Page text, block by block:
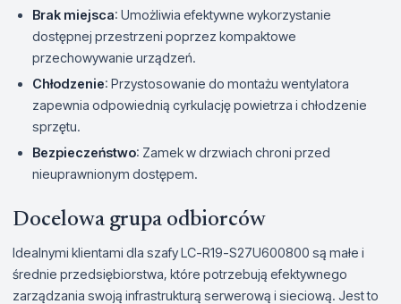
Brak miejsca: Umożliwia efektywne wykorzystanie
dostępnej przestrzeni poprzez kompaktowe
przechowywanie urządzeń.
Chłodzenie: Przystosowanie do montażu wentylatora
zapewnia odpowiednią cyrkulację powietrza i chłodzenie
sprzętu.
Bezpieczeństwo: Zamek w drzwiach chroni przed
nieuprawnionym dostępem.
Docelowa grupa odbiorców
Idealnymi klientami dla szafy LC-R19-S27U600800 są małe i
średnie przedsiębiorstwa, które potrzebują efektywnego
zarządzania swoją infrastrukturą serwerową i sieciową. Jest to